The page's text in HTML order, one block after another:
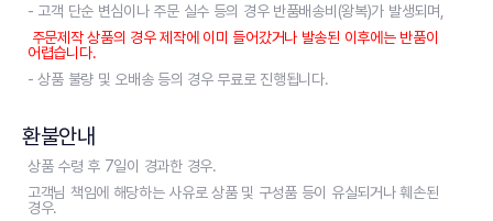
- 고객 단순 변심이나 주문 실수 등의 경우 반품배송비(왕복)가 발생되며,
주문제작 상품의 경우 제작에 이미 들어갔거나 발송된 이후에는 반품이
어렵습니다.
- 상품 불량 및 오배송 등의 경우 무료로 진행됩니다.
환불안내
상품 수령 후 7일이 경과한 경우.
고객님 책임에 해당하는 사유로 상품 및 구성품 등이 유실되거나 훼손된
경우.